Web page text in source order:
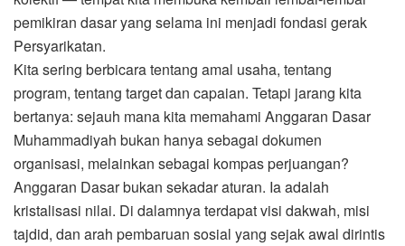
pemikiran dasar yang selama ini menjadi fondasi gerak
Persyarikatan.
Kita sering berbicara tentang amal usaha, tentang
program, tentang target dan capaian. Tetapi jarang kita
bertanya: sejauh mana kita memahami Anggaran Dasar
Muhammadiyah bukan hanya sebagai dokumen
organisasi, melainkan sebagai kompas perjuangan?
Anggaran Dasar bukan sekadar aturan. Ia adalah
kristalisasi nilai. Di dalamnya terdapat visi dakwah, misi
tajdid, dan arah pembaruan sosial yang sejak awal dirintis